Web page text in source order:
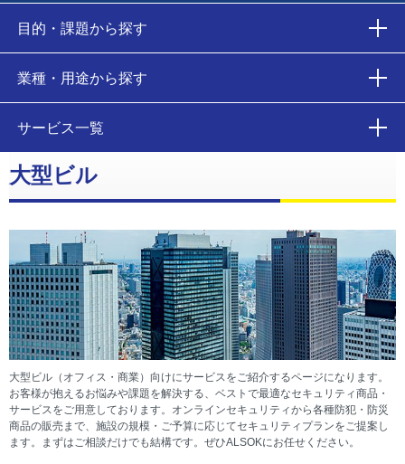
目的・課題から探す
業種・用途から探す
サービス一覧
大型ビル
大型ビル（オフィス・商業）向けにサービスをご紹介するページになります。
お客様が抱えるお悩みや課題を解決する、ベストで最適なセキュリティ商品・
サービスをご用意しております。オンラインセキュリティから各種防犯・防災
商品の販売まで、施設の規模・ご予算に応じてセキュリティプランをご提案し
ます。まずはご相談だけでも結構です。ぜひALSOKにお任せください。